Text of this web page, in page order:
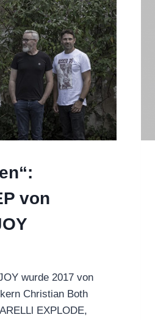
von
wurde 2017 von
Christian Both
EXPLODE,